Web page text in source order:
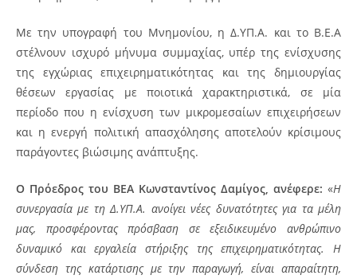
Με την υπογραφή του Μνημονίου, η Δ.ΥΠ.Α. και το Β.Ε.Α
στέλνουν ισχυρό μήνυμα συμμαχίας, υπέρ της ενίσχυσης
της εγχώριας επιχειρηματικότητας και της δημιουργίας
θέσεων εργασίας με ποιοτικά χαρακτηριστικά, σε μία
περίοδο που η ενίσχυση των μικρομεσαίων επιχειρήσεων
και η ενεργή πολιτική απασχόλησης αποτελούν κρίσιμους
παράγοντες βιώσιμης ανάπτυξης.
Ο Πρόεδρος του ΒΕΑ Κωνσταντίνος Δαμίγος, ανέφερε: «Η
συνεργασία με τη Δ.ΥΠ.Α. ανοίγει νέες δυνατότητες για τα μέλη
μας, προσφέροντας πρόσβαση σε εξειδικευμένο ανθρώπινο
δυναμικό και εργαλεία στήριξης της επιχειρηματικότητας. Η
σύνδεση της κατάρτισης με την παραγωγή, είναι απαραίτητη,